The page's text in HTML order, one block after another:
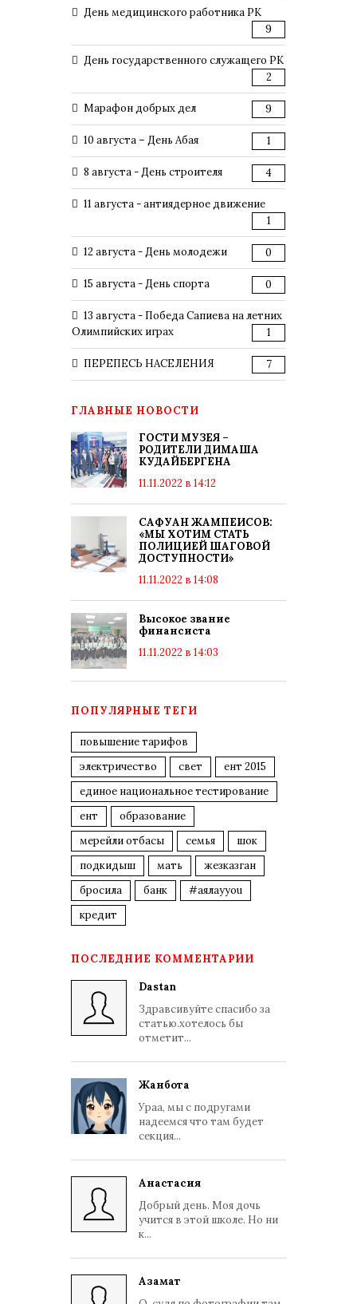
День медицинского работника РК
9
День государственного служащего РК
2
Марафон добрых дел 9
10 августа – День Абая 1
8 августа - День строителя 4
11 августа - антиядерное движение
1
12 августа - День молодежи 0
15 августа - День спорта 0
13 августа - Победа Сапиева на летних
Олимпийских играх
1
ПЕРЕПЕСЬ НАСЕЛЕНИЯ 7
ГЛАВНЫЕ НОВОСТИ
ГОСТИ МУЗЕЯ –
РОДИТЕЛИ ДИМАША
КУДАЙБЕРГЕНА
11.11.2022 в 14:12
САФУАН ЖАМПЕИСОВ:
«МЫ ХОТИМ СТАТЬ
ПОЛИЦИЕЙ ШАГОВОЙ
ДОСТУПНОСТИ»
11.11.2022 в 14:08
Высокое звание
финансиста
11.11.2022 в 14:03
ПОПУЛЯРНЫЕ ТЕГИ
повышение тарифов
электричество
свет
ент 2015
единое национальное тестирование
ент
образование
мерейли отбасы
семья
шок
подкидыш
мать
жезказган
бросила
банк
#аялауyou
кредит
ПОСЛЕДНИЕ КОММЕНТАРИИ
Dastan
Здравсивуйте спасибо за
статью.хотелось бы
отметит...
Жанбота
Ураа, мы с подругами
надеемся что там будет
секция...
Анастасия
Добрый день. Моя дочь
учится в этой школе. Но ни
к...
Азамат